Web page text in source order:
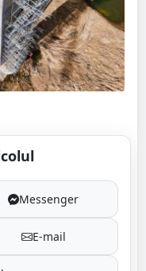
Messenger
E-mail